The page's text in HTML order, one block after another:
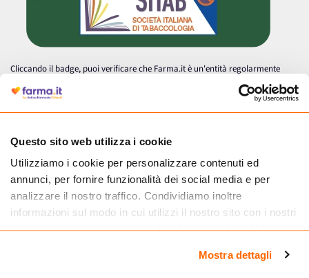
Questo sito web utilizza i cookie
Utilizziamo i cookie per personalizzare contenuti ed
annunci, per fornire funzionalità dei social media e per
analizzare il nostro traffico. Condividiamo inoltre
informazioni sul modo in cui utilizzi il nostro sito con i nostri
partner che si occupano di analisi dei dati web, pubblicità e
informazioni che hai fornito loro o che hanno raccolto dal
Mostra dettagli
Cliccando il badge, puoi verificare che Farma.it è un'entità regolarmente
autorizzata dal Ministero della Salute a effettuare la vendita online di
medicinali.